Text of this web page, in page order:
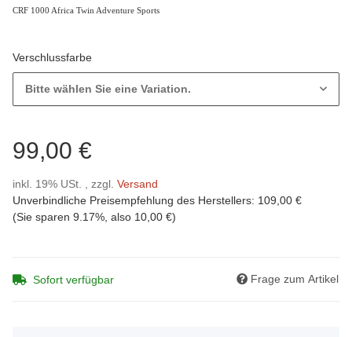
CRF 1000 Africa Twin Adventure Sports
Verschlussfarbe
Bitte wählen Sie eine Variation.
99,00 €
inkl. 19% USt. , zzgl. Versand
Unverbindliche Preisempfehlung des Herstellers: 109,00 €
(Sie sparen 9.17% , also 10,00 €)
Sofort verfügbar Frage zum Artikel